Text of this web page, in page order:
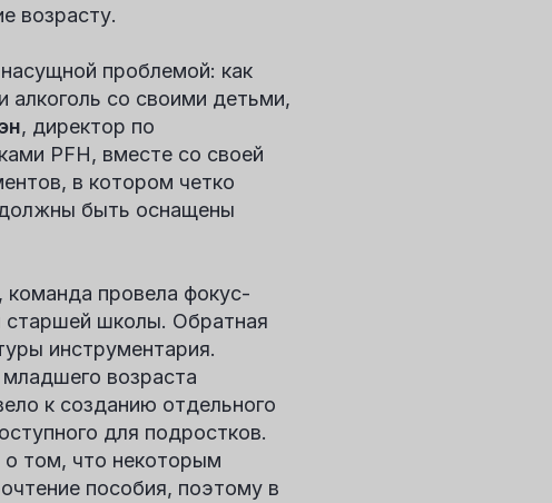
возрасту.
проблемой: как
алкоголь со своими детьми,
, директор по
PFH, вместе со своей
в котором четко
быть оснащены
команда провела фокус-
старшей школы. Обратная
инструментария.
возраста
к созданию отдельного
для подростков.
том, что некоторым
пособия, поэтому в